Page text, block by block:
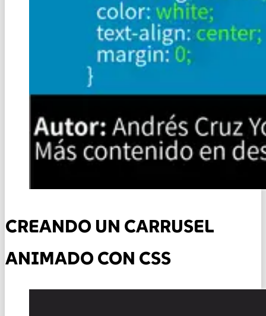
CREANDO UN CARRUSEL
ANIMADO CON CSS